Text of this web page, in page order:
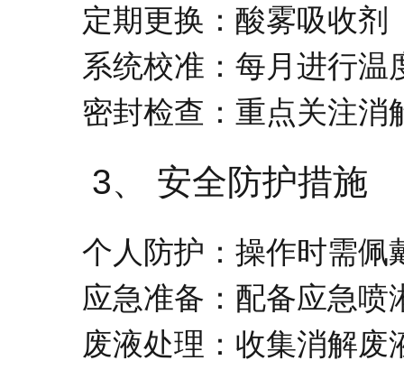
定期更换：酸雾吸收剂
系统校准：每月进行温
密封检查：重点关注消
3、 安全防护措施
个人防护：操作时需佩
应急准备：配备应急喷
废液处理：收集消解废